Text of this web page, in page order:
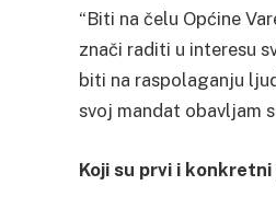
“Biti na čelu Općine
znači raditi u interesu
biti na raspolaganju
svoj mandat obavljam
Koji su prvi i